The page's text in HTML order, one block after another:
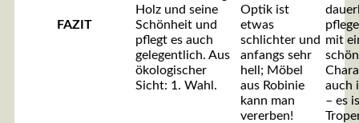
FAZIT
Holz und seine
Schönheit und
pflegt es auch
gelegentlich. Aus
ökologischer
Sicht: 1. Wahl.
Optik ist
etwas
schlichter und
anfangs sehr
hell; Möbel
aus Robinie
kann man
vererben!
mit
auch
– es